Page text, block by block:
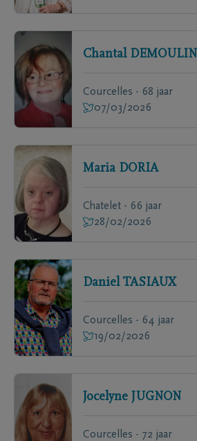
Chantal DEMOULIN
Courcelles - 68 jaar
07/03/2026
Maria DORIA
Chatelet - 66 jaar
28/02/2026
Daniel TASIAUX
Courcelles - 64 jaar
19/02/2026
Jocelyne JUGNON
Courcelles - 72 jaar